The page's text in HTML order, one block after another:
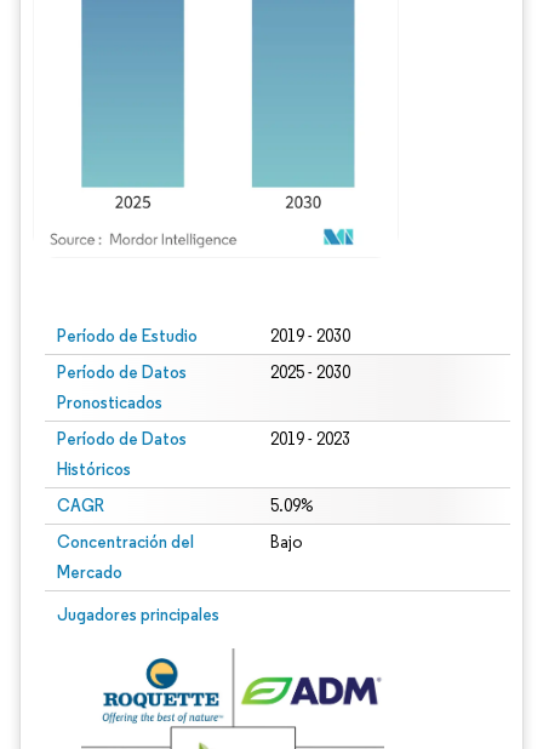
Período de Estudio 2019 - 2030
Período de Datos
Pronosticados
2025 - 2030
Período de Datos
Históricos
2019 - 2023
CAGR 5.09%
Concentración del
Mercado
Bajo
Jugadores principales